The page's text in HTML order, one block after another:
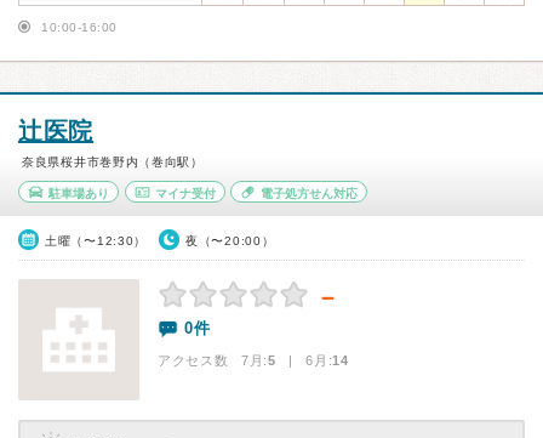
10:00-16:00
辻医院
奈良県桜井市巻野内（巻向駅）
駐車場あり マイナ受付 電子処方せん対応
土曜（〜12:30） 夜（〜20:00）
－
0件
アクセス数 7月:5 | 6月:14